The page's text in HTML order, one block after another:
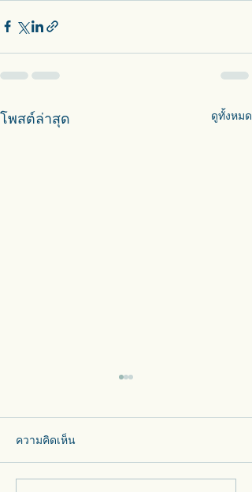
โพสต์ล่าสุด ดูทั้งหมด
ความคิดเห็น